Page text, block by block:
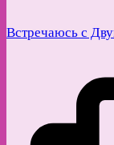
Встречаюсь с